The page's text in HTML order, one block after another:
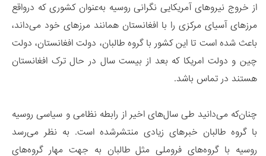
از خروج نیروهای آمریکایی نگرانی روسیه به‌عنوان کشوری که درواقع
مرزهای آسیای مرکزی را با افغانستان همانند مرزهای خود می‌داند،
باعث شده است تا این کشور با گروه طالبان، دولت افغانستان، دولت
چین و دولت امریکا که بعد از بیست سال در حال ترک افغانستان
هستند در تماس باشد.
چنان‌که می‌دانید طی سال‌های اخیر از رابطه نظامی و سیاسی روسیه
با گروه طالبان خبرهای زیادی منتشرشده است. به نظر می‌رسد
روسیه با گروه‌های فروملی مثل طالبان به جهت مهار گروه‌های